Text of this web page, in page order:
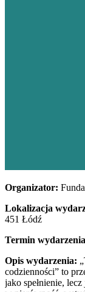
Organizator:
Lokalizacja
451 Łódź
Termin
Opis wydarzenia:
codzienności” to
jako spełnienie,